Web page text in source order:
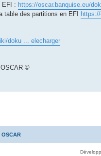
EFI : https://oscar.banquise.eu/
table des partitions en EFI
doku ... elecharger
©